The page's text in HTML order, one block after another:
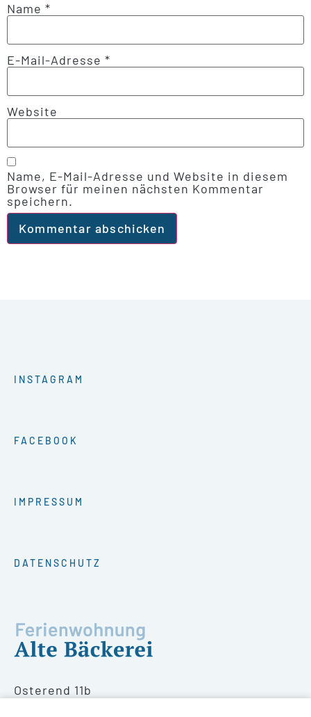
Name *
E-Mail-Adresse *
Website
Name, E-Mail-Adresse und Website in diesem
Browser für meinen nächsten Kommentar
speichern.
Osterend 11b
INSTAGRAM
FACEBOOK
IMPRESSUM
DATENSCHUTZ